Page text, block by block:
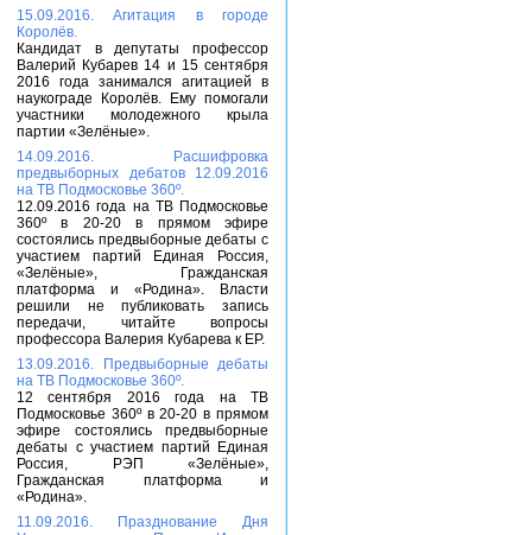
15.09.2016. Агитация в городе
Королёв.
Кандидат в депутаты профессор
Валерий Кубарев 14 и 15 сентября
2016 года занимался агитацией в
наукограде Королёв. Ему помогали
участники молодежного крыла
партии «Зелёные».
14.09.2016. Расшифровка
предвыборных дебатов 12.09.2016
на ТВ Подмосковье 360º.
12.09.2016 года на ТВ Подмосковье
360º в 20-20 в прямом эфире
состоялись предвыборные дебаты с
участием партий Единая Россия,
«Зелёные», Гражданская
платформа и «Родина». Власти
решили не публиковать запись
передачи, читайте вопросы
профессора Валерия Кубарева к ЕР.
13.09.2016. Предвыборные дебаты
на ТВ Подмосковье 360º.
12 сентября 2016 года на ТВ
Подмосковье 360º в 20-20 в прямом
эфире состоялись предвыборные
дебаты с участием партий Единая
Россия, РЭП «Зелёные»,
Гражданская платформа и
«Родина».
11.09.2016. Празднование Дня